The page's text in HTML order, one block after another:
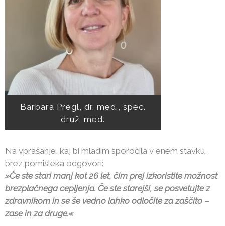
Barbara Pregl, dr. med., spec.
druž. med.
Na vprašanje, kaj bi mladim sporočila v enem stavku,
brez pomisleka odgovori:
»Če ste stari manj kot 26 let, čim prej izkoristite možnost
brezplačnega cepljenja. Če ste starejši, se posvetujte z
zdravnikom in se še vedno lahko odločite za zaščito –
zase in za druge.«